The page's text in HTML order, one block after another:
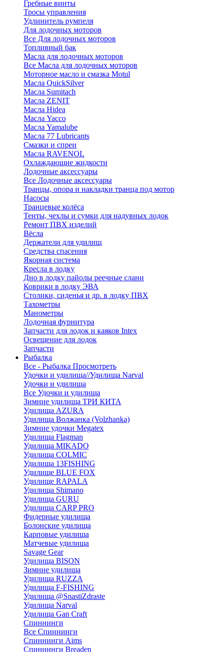
Гребные винты
Тросы управления
Удлинитель румпеля
Для лодочных моторов
Все Для лодочных моторов
Топливный бак
Масла для лодочных моторов
Все Масла для лодочных моторов
Моторное масло и смазка Motul
Масла QuickSilver
Масла Sumitach
Масла ZENIT
Масла Hidea
Масла Yacco
Масла Yamalube
Масла 77 Lubricants
Смазки и спреи
Масла RAVENOL
Охлаждающие жидкости
Лодочные аксессуары
Все Лодочные аксессуары
Транцы, опора и накладки транца под мотор
Насосы
Транцевые колёса
Тенты, чехлы и сумки для надувных лодок
Ремонт ПВХ изделий
Вёсла
Держатели для удилищ
Средства спасения
Якорная система
Кресла в лодку
Дно в лодку пайолы реечные слани
Коврики в лодку ЭВА
Столики, сиденья и др. в лодку ПВХ
Тахометры
Манометры
Лодочная фурнитура
Запчасти для лодок и каяков Intex
Освещение для лодок
Запчасти
Рыбалка
Все - Рыбалка Просмотреть
Удочки и удилища//Удилища Narval
Удочки и удилища
Все Удочки и удилища
Зимние удилища ТРИ КИТА
Удилища AZURA
Удилища Волжанка (Volzhanka)
Зимние удочки Megatex
Удилища Flagman
Удилища MIKADO
Удилища COLMIC
Удилища 13FISHING
Удилище BLUE FOX
Удилище RAPALA
Удилища Shimano
Удилища GURU
Удилища CARP PRO
Фидерные удилища
Болонские удилища
Карповые удилища
Матчевые удилища
Savage Gear
Удилища BISON
Зимние удилища
Удилища RUZZA
Удилища F-FISHING
Удилища @SnastiZdraste
Удилища Narval
Удилища Gan Craft
Спиннинги
Все Спиннинги
Спиннинги Aims
Спиннинги Breaden